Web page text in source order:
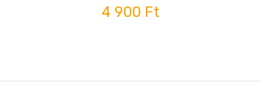
4 900 Ft